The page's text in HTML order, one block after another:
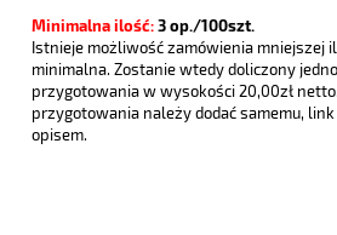
Minimalna ilość: 3 op./100szt.
Istnieje możliwość zamówienia mniejszej
minimalna. Zostanie wtedy doliczony
przygotowania w wysokości 20,00zł
przygotowania należy dodać samemu,
opisem.